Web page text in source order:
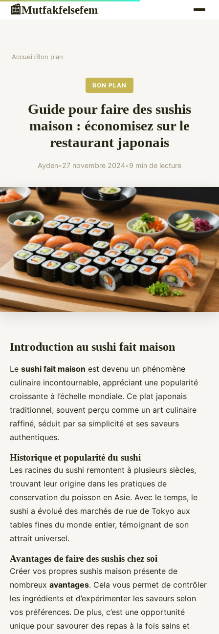
📰Mutfakfelsefem
Accueil›Bon plan
BON PLAN
Guide pour faire des sushis
maison : économisez sur le
restaurant japonais
Ayden•27 novembre 2024•9 min de lecture
Introduction au sushi fait maison
Le sushi fait maison est devenu un phénomène
culinaire incontournable, appréciant une popularité
croissante à l’échelle mondiale. Ce plat japonais
traditionnel, souvent perçu comme un art culinaire
raffiné, séduit par sa simplicité et ses saveurs
authentiques.
Historique et popularité du sushi
Les racines du sushi remontent à plusieurs siècles,
trouvant leur origine dans les pratiques de
conservation du poisson en Asie. Avec le temps, le
sushi a évolué des marchés de rue de Tokyo aux
tables fines du monde entier, témoignant de son
attrait universel.
Avantages de faire des sushis chez soi
Créer vos propres sushis maison présente de
nombreux avantages. Cela vous permet de contrôler
les ingrédients et d’expérimenter les saveurs selon
vos préférences. De plus, c’est une opportunité
unique pour savourer des repas à la fois sains et